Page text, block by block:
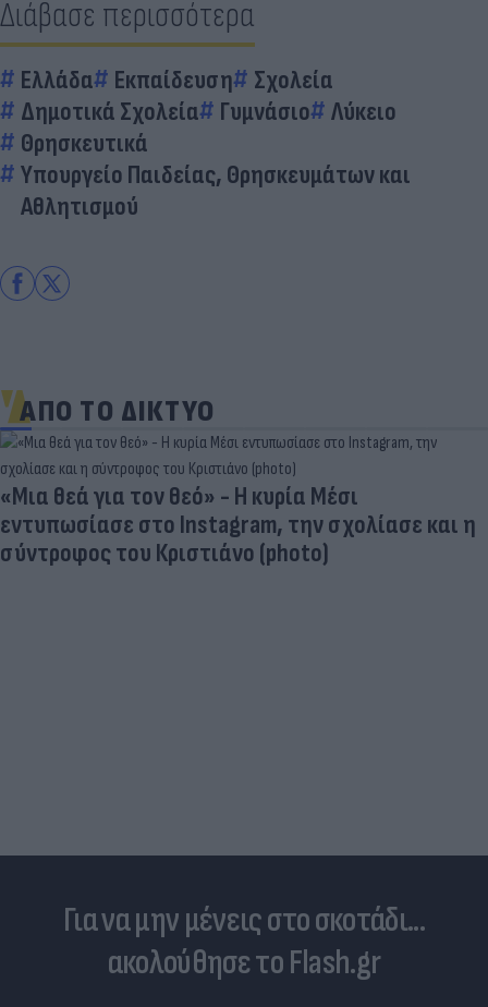
Διάβασε περισσότερα
Ελλάδα Εκπαίδευση
Σχολεία
Δημοτικά Σχολεία
Γυμνάσιο
Λύκειο
Θρησκευτικά
Υπουργείο Παιδείας, Θρησκευμάτων και
Αθλητισμού
ΑΠΟ ΤΟ ΔΙΚΤΥΟ
«Μια θεά για τον θεό» - Η κυρία Μέσι
εντυπωσίασε στο Instagram, την σχολίασε και η
σύντροφος του Κριστιάνο (photo)
Για να μην μένεις στο σκοτάδι...
ακολούθησε το Flash.gr